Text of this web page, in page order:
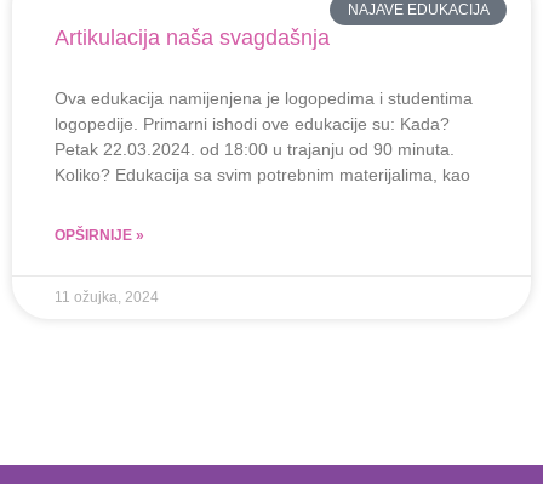
NAJAVE EDUKACIJA
Artikulacija naša svagdašnja
Ova edukacija namijenjena je logopedima i studentima
logopedije. Primarni ishodi ove edukacije su: Kada?
Petak 22.03.2024. od 18:00 u trajanju od 90 minuta.
Koliko? Edukacija sa svim potrebnim materijalima, kao
OPŠIRNIJE »
11 ožujka, 2024